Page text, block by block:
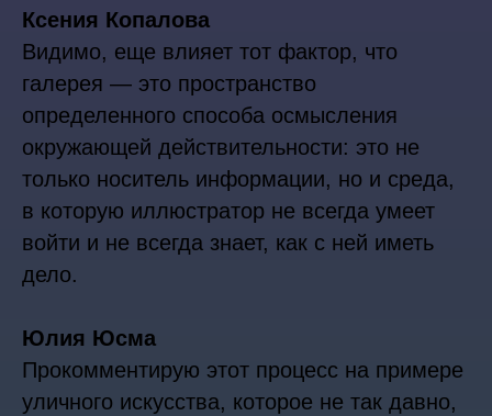
Ксения Копалова
Видимо, еще влияет тот фактор, что
галерея — это пространство
определенного способа осмысления
окружающей действительности: это не
только носитель информации, но и среда,
в которую иллюстратор не всегда умеет
войти и не всегда знает, как с ней иметь
дело.
Юлия Юсма
Прокомментирую этот процесс на примере
уличного искусства, которое не так давно,